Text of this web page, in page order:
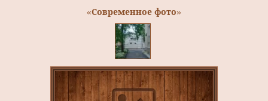
«Современное фото»